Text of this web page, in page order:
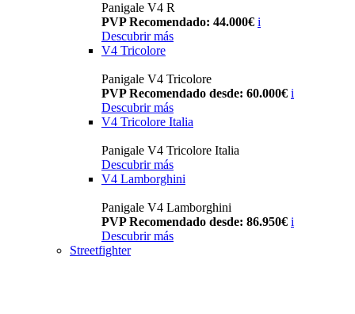
Panigale V4 R
PVP Recomendado: 44.000€ i
Descubrir más
V4 Tricolore
Panigale V4 Tricolore
PVP Recomendado desde: 60.000€ i
Descubrir más
V4 Tricolore Italia
Panigale V4 Tricolore Italia
Descubrir más
V4 Lamborghini
Panigale V4 Lamborghini
PVP Recomendado desde: 86.950€ i
Descubrir más
Streetfighter